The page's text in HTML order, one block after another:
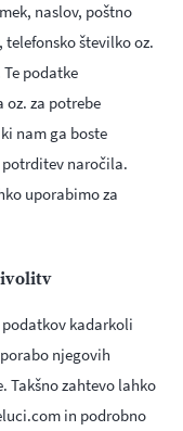
naslov, poštno
številko oz.
podatke
oz. za potrebe
nam ga boste
naročila.
uporabimo za
kadarkoli
njegovih
Takšno zahtevo lahko
in podrobno